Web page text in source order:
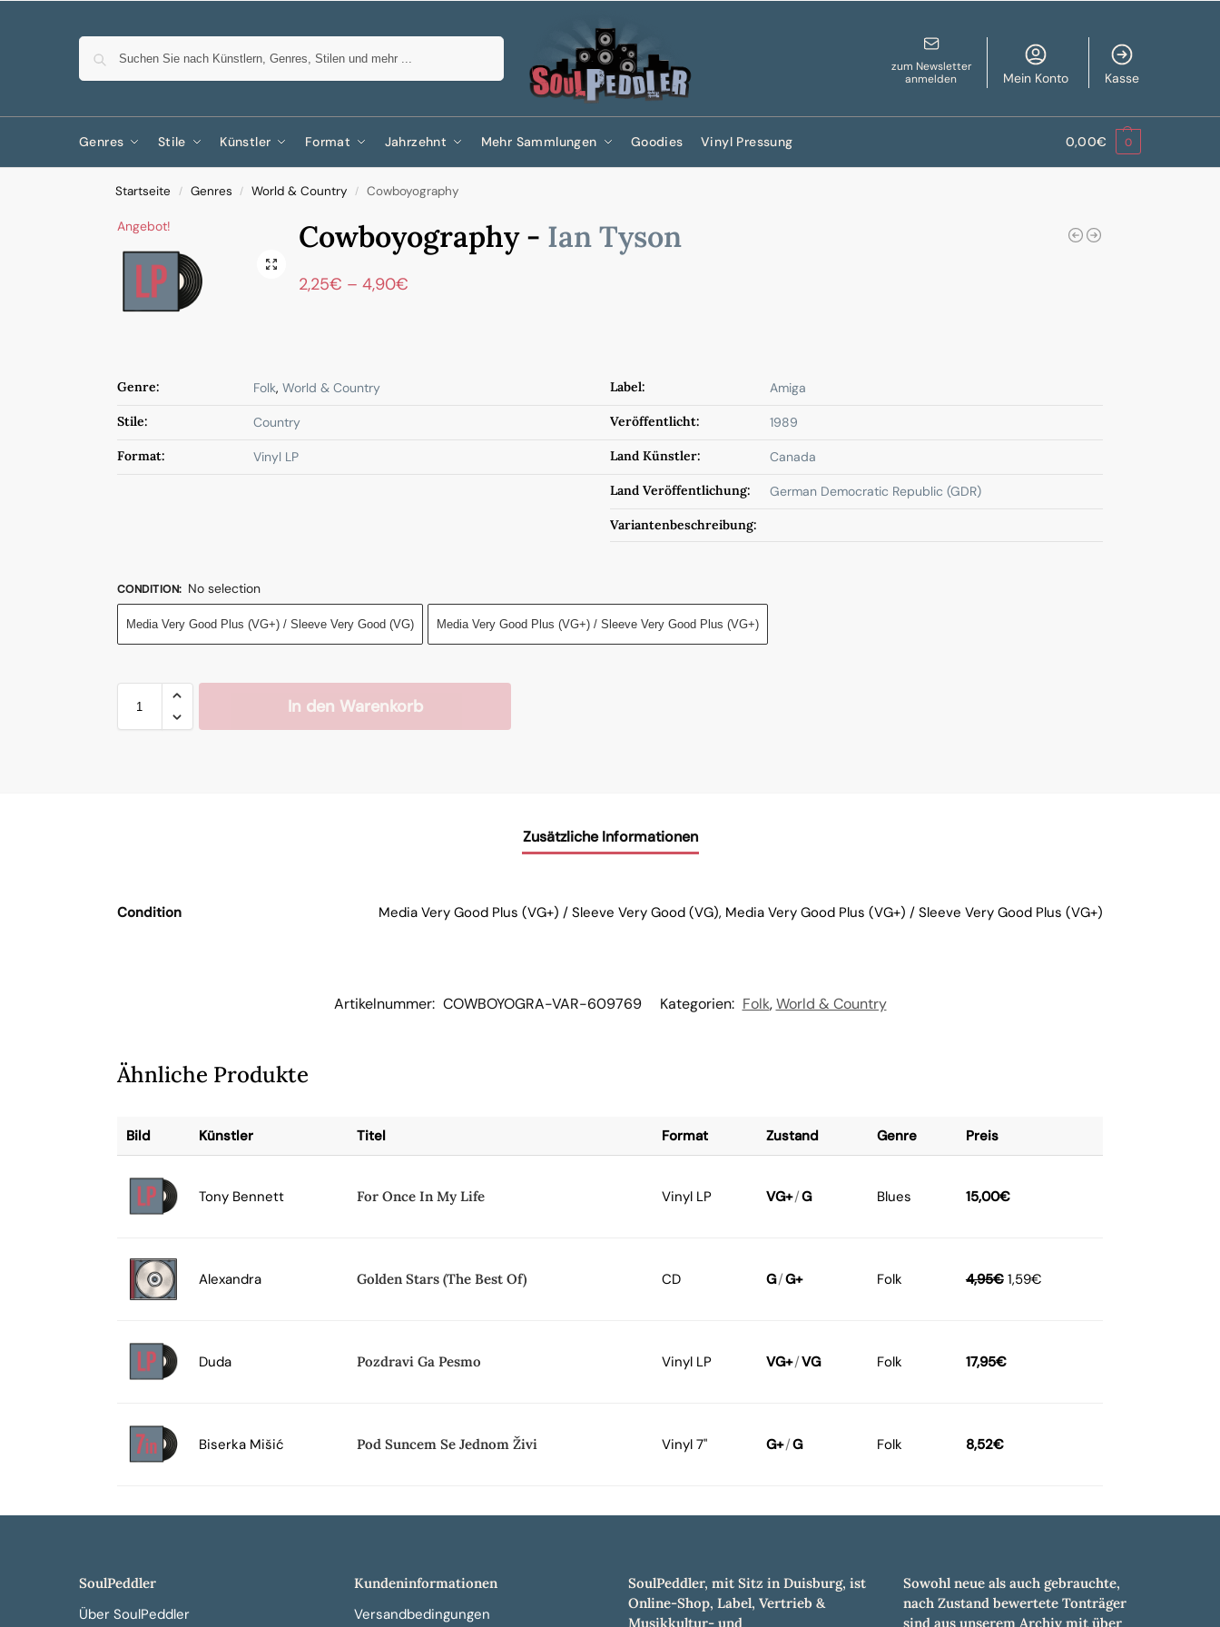
zum Newsletter
anmelden
Mein Konto Kasse
Genres Stile Künstler Format Jahrzehnt Mehr Sammlungen Goodies Vinyl Pressung 0,00€ 0
Startseite / Genres / World & Country / Cowboyography
Angebot! Cowboyography - Ian Tyson
2,25€ – 4,90€
Genre: Folk, World & Country
Stile: Country
Format: Vinyl LP
Label: Amiga
Veröffentlicht: 1989
Land Künstler: Canada
Land Veröffentlichung: German Democratic Republic (GDR)
Variantenbeschreibung:
CONDITION: No selection
Media Very Good Plus (VG+) / Sleeve Very Good (VG) Media Very Good Plus (VG+) / Sleeve Very Good Plus (VG+)
In den Warenkorb
Zusätzliche Informationen
Condition Media Very Good Plus (VG+) / Sleeve Very Good (VG), Media Very Good Plus (VG+) / Sleeve Very Good Plus (VG+)
Artikelnummer: COWBOYOGRA-VAR-609769 Kategorien: Folk,World & Country
Ähnliche Produkte
Bild Künstler Titel Format Zustand Genre Preis
Tony Bennett For Once In My Life Vinyl LP VG+/G Blues 15,00€
Alexandra Golden Stars (The Best Of) CD G/G+ Folk 4,95€ 1,59€
Duda Pozdravi Ga Pesmo Vinyl LP VG+/VG Folk 17,95€
Biserka Mišić Pod Suncem Se Jednom Živi Vinyl 7" G+/G Folk 8,52€
SoulPeddler
Über SoulPeddler
Kundeninformationen
Versandbedingungen
SoulPeddler, mit Sitz in Duisburg, ist
Online-Shop, Label, Vertrieb &
Musikkultur- und
Sowohl neue als auch gebrauchte,
nach Zustand bewertete Tonträger
sind aus unserem Archiv mit über